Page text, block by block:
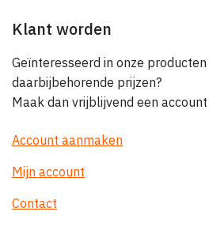
Klant worden
Geïnteresseerd in onze producten
daarbijbehorende prijzen?
Maak dan vrijblijvend een
Account aanmaken
Mijn account
Contact